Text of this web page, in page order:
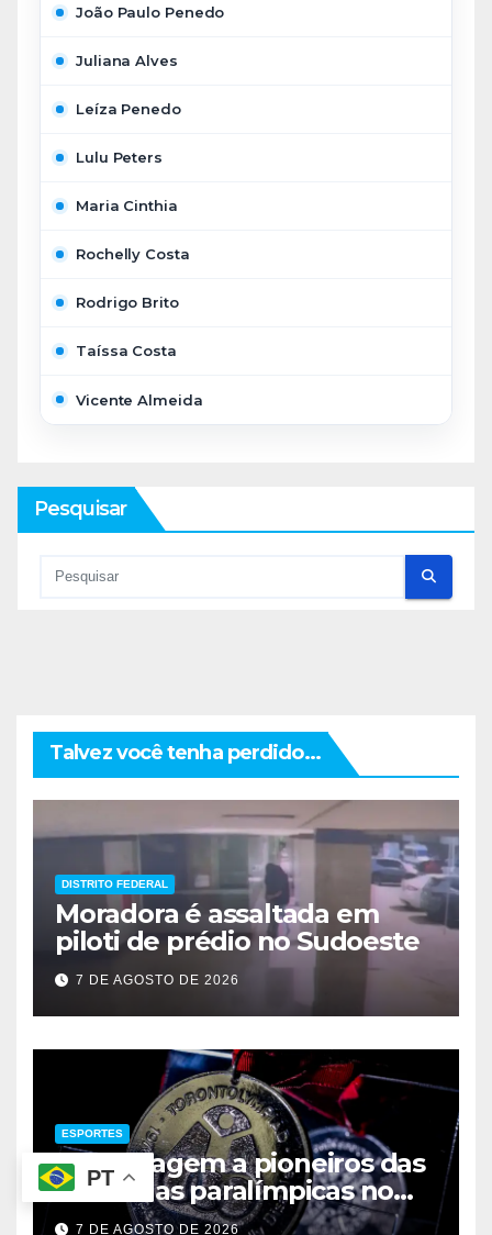
João Paulo Penedo
Juliana Alves
Leíza Penedo
Lulu Peters
Maria Cinthia
Rochelly Costa
Rodrigo Brito
Taíssa Costa
Vicente Almeida
Pesquisar
Talvez você tenha perdido...
DISTRITO FEDERAL
Moradora é assaltada em
piloti de prédio no Sudoeste
7 DE AGOSTO DE 2026
ESPORTES
Homenagem a pioneiros das
medalhas paralímpicas no
Brasil
7 DE AGOSTO DE 2026
PT